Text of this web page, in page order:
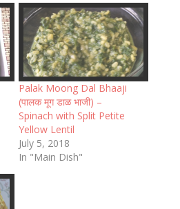
Palak Moong Dal Bhaaji
(पालक मूग डाळ भाजी) –
Spinach with Split Petite
Yellow Lentil
July 5, 2018
In "Main Dish"